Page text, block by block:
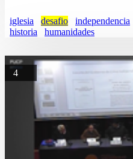
iglesia desafio independencia
historia
humanidades
4